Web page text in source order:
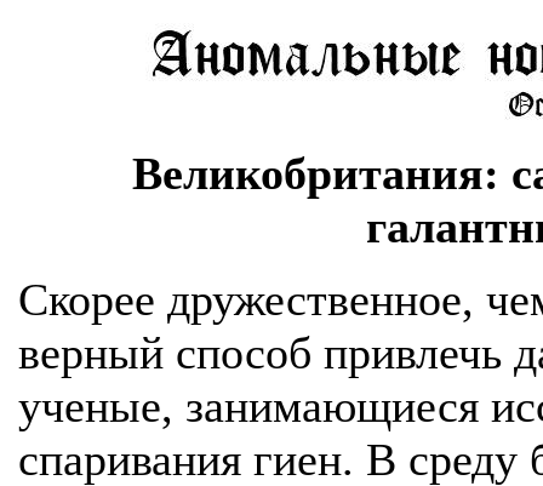
Великобритания:
Скорее дружественное,
верный способ привлечь
ученые, занимающиеся
спаривания гиен. В